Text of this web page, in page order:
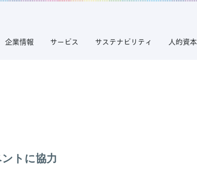
企業情報 サービス サステナビリティ 人的資
トに協力